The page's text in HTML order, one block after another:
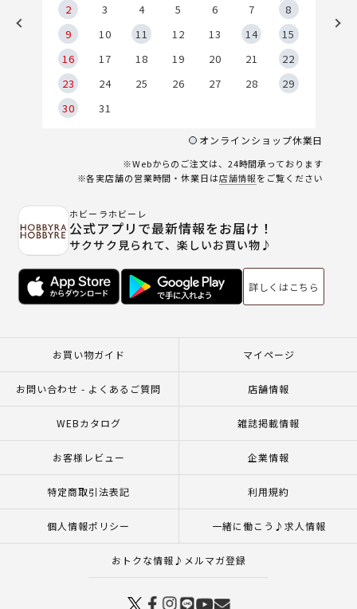
2
3 4 5 6 7
8
9
10 11 12 13 14
15
16
17 18 19 20 21
22
23
24 25 26 27 28
29
30
31
オンラインショップ休業日
※Webからのご注文は、24時間承っております
※各実店舗の営業時間・休業日は店舗情報をご覧ください
ホビーラホビーレ
公式アプリで最新情報をお届け！
サクサク見られて、楽しいお買い物♪
詳しくはこちら
お買い物ガイド マイページ
お問い合わせ - よくあるご質問 店舗情報
WEBカタログ 雑誌掲載情報
お客様レビュー 企業情報
特定商取引法表記 利用規約
個人情報ポリシー 一緒に働こう♪求人情報
おトクな情報♪メルマガ登録